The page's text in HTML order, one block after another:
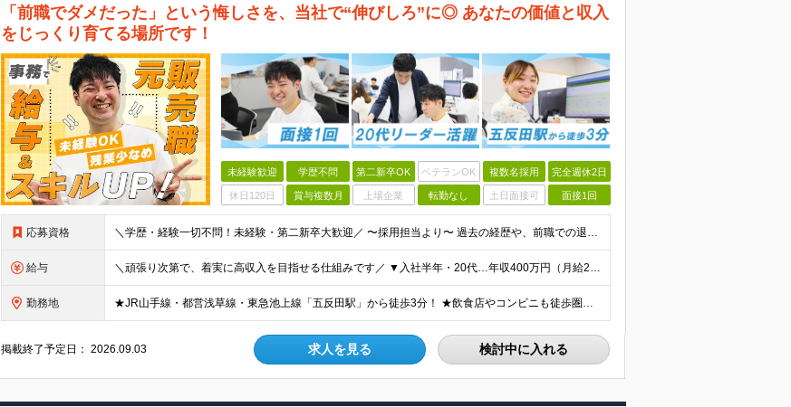
「前職でダメだった」という悔しさを、当社で“伸びしろ”に◎ あなたの価値と収入
をじっくり育てる場所です！
未経験歓迎 学歴不問 第二新卒OK ベテランOK 複数名採用 完全週休2日
休日120日 賞与複数月 上場企業 転勤なし 土日面接可 面接1回
応募資格 ＼学歴・経験一切不問！未経験・第二新卒大歓迎／ 〜採用担当より〜 過去の経歴や、前職での退職理由は一切気にしません。 「次の職場ではスキルを身につけて活躍したい」「キャリアアップを目指したい」といっ
給与 ＼頑張り次第で、着実に高収入を目指せる仕組みです／ ▼入社半年・20代…年収400万円（月給25万円＋賞与） ▼入社3年目・29歳…年収520万円（月給33万円＋賞与） ゆくゆくは主任（年収450万〜
勤務地 ★JR山手線・都営浅草線・東急池上線「五反田駅」から徒歩3分！ ★飲食店やコンビニも徒歩圏内の好立地 東京都品川区西五反田1-29-1 コイズミビル8階 (変更の範囲)上記を除く当社関連勤務地
掲載終了予定日：2026.09.03 求人を見る 検討中に入れる